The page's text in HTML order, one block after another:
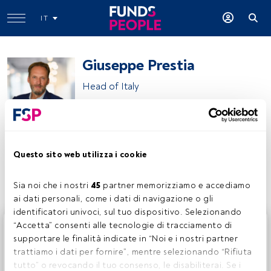
Questo sito web utilizza i cookie
Sia noi che i nostri 45 partner memorizziamo e accediamo
ai dati personali, come i dati di navigazione o gli
identificatori univoci, sul tuo dispositivo. Selezionando
“Accetta” consenti alle tecnologie di tracciamento di
supportare le finalità indicate in “Noi e i nostri partner
trattiamo i dati per fornire”, mentre selezionando “Rifiuta
tutto” o revocando il tuo consenso, le disabiliterai. Se i
IT
Giuseppe Prestia
Head of Italy
Condividi:
Questo è un articolo riservato agli utenti FundsPeople. Se
sei già registrato, accedi tramite il pulsante Login. Se non
hai ancora un account, ti invitiamo a registrarti per scoprire
tutti i contenuti che FundsPeople ha da offrire.